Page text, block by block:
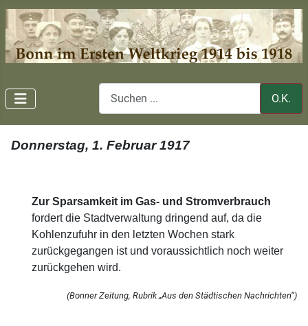
O.K.
Donnerstag, 1. Februar 1917
Zur Sparsamkeit im Gas- und Stromverbrauch
fordert die Stadtverwaltung dringend auf, da die
Kohlenzufuhr in den letzten Wochen stark
zurückgegangen ist und voraussichtlich noch weiter
zurückgehen wird.
(Bonner Zeitung, Rubrik „Aus den Städtischen Nachrichten“)